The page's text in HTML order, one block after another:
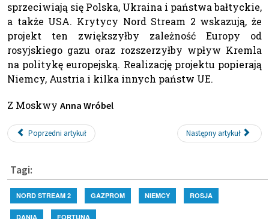
sprzeciwiają się Polska, Ukraina i państwa bałtyckie,
a także USA. Krytycy Nord Stream 2 wskazują, że
projekt ten zwiększyłby zależność Europy od
rosyjskiego gazu oraz rozszerzyłby wpływ Kremla
na politykę europejską. Realizację projektu popierają
Niemcy, Austria i kilka innych państw UE.
Z Moskwy Anna Wróbel
Poprzedni artykuł Następny artykuł
Tagi:
NORD STREAM 2 GAZPROM NIEMCY ROSJA
DANIA FORTUNA